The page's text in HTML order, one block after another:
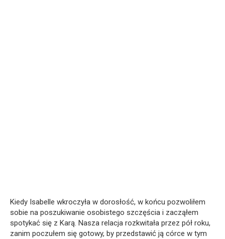
Kiedy Isabelle wkroczyła w dorosłość, w końcu pozwoliłem
sobie na poszukiwanie osobistego szczęścia i zacząłem
spotykać się z Karą. Nasza relacja rozkwitała przez pół roku,
zanim poczułem się gotowy, by przedstawić ją córce w tym